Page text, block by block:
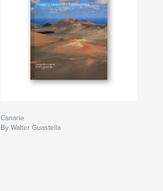
Canarie
By Walter Guastella